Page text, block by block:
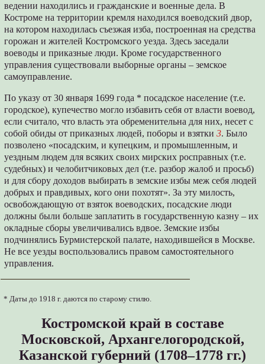
ведении находились и гражданские и военные дела. В
Костроме на территории кремля находился воеводский двор,
на котором находилась съезжая изба, построенная на средства
горожан и жителей Костромского уезда. Здесь заседали
воеводы и приказные люди. Кроме государственного
управления существовали выборные органы – земское
самоуправление.
По указу от 30 января 1699 года * посадское население (т.е.
городское), купечество могло избавить себя от власти воевод,
если считало, что власть эта обременительна для них, несет с
собой обиды от приказных людей, поборы и взятки3. Было
позволено «посадским, и купецким, и промышленным, и
уездным людем для всяких своих мирских росправных (т.е.
судебных) и челобитчиковых дел (т.е. разбор жалоб и просьб)
и для сбору доходов выбирать в земские избы меж себя людей
добрых и правдивых, кого они похотят». За эту милость,
освобождающую от взяток воеводских, посадские люди
должны были больше заплатить в государственную казну – их
окладные сборы увеличивались вдвое. Земские избы
подчинялись Бурмистерской палате, находившейся в Москве.
Не все уезды воспользовались правом самостоятельного
управления.
* Даты до 1918 г. даются по старому стилю.
Костромской край в составе
Московской, Архангелогородской,
Казанской губерний (1708–1778 гг.)